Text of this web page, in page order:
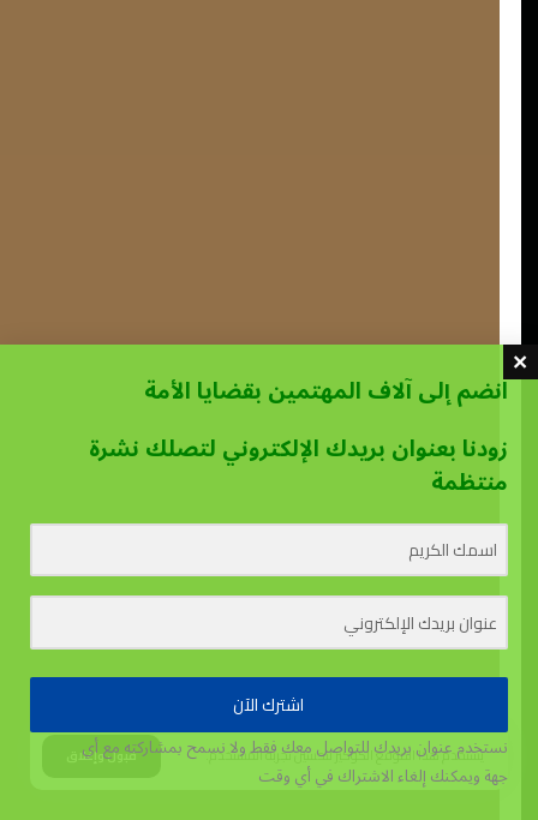
يستخدم هذا الموقع الكوكيز لتحسين تجربة المستخدم. قبول وإغلاق
انضم إلى آلاف المهتمين بقضايا الأمة
زودنا بعنوان بريدك الإلكتروني لتصلك نشرة
منتظمة
اشترك الآن
نستخدم عنوان بريدك للتواصل معك فقط ولا نسمح بمشاركته مع أي
جهةويمكنك إلغاء الاشتراك في أي وقت